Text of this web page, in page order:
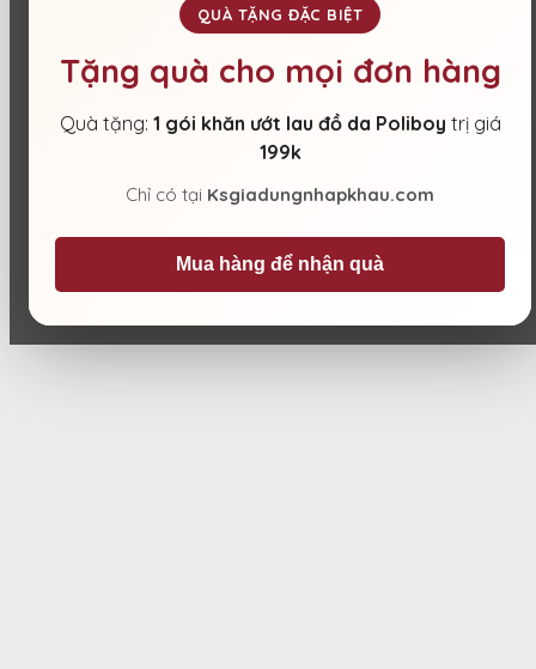
QUÀ TẶNG ĐẶC BIỆT
Tặng quà cho mọi đơn hàng
Quà tặng: 1 gói khăn ướt lau đồ da Poliboy trị giá
199k
Chỉ có tại Ksgiadungnhapkhau.com
Mua hàng để nhận quà